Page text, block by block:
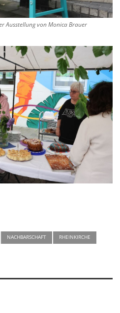
Ausstellung von Monica Brauer
NACHBARSCHAFT
RHEINKIRCHE